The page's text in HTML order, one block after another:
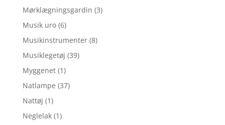
Mørklægningsgardin (3)
Musik uro (6)
Musikinstrumenter (8)
Musiklegetøj (39)
Myggenet (1)
Natlampe (37)
Nattøj (1)
Neglelak (1)